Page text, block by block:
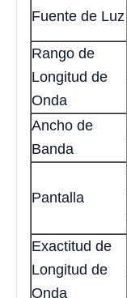
Fuente de Luz
Rango de
Longitud de
Onda
Ancho de
Banda
Pantalla
Exactitud de
Longitud de
Onda